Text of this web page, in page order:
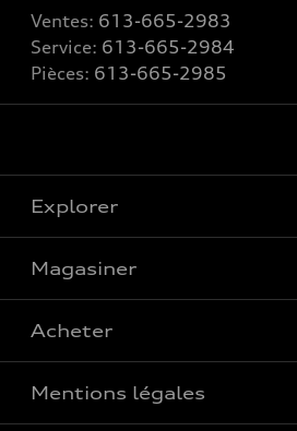
Ventes: 613-665-2983
Service: 613-665-2984
Pièces: 613-665-2985
Explorer
Magasiner
Acheter
Mentions légales